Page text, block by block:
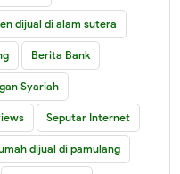
dijual di alam sutera
Berita Bank
Syariah
Seputar Internet
dijual di pamulang